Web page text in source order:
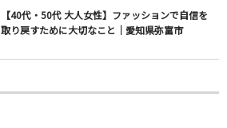
【40代・50代 大人女性】ファッションで自信を
取り戻すために大切なこと｜愛知県弥富市